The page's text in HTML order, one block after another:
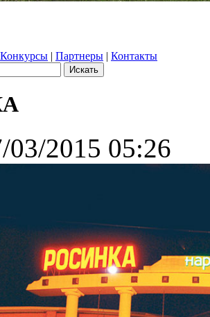
Конкурсы | Партнеры | Контакты
03/2015 05:26